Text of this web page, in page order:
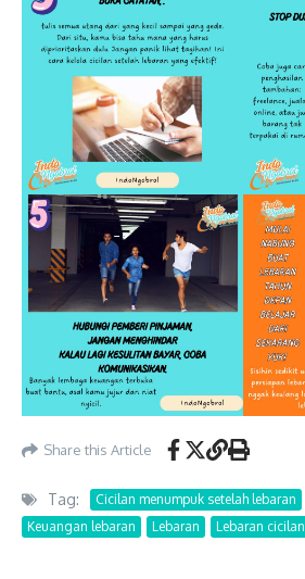
Share this Article
Tag: Cicilan menumpuk setelah lebaran
Keuangan lebaran
Lebaran Lebaran cicilan